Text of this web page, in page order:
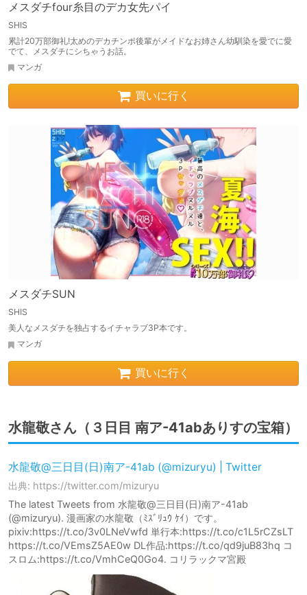
メスダチfour糸目のデカ女先パイ
SHIS
累計20万部御礼!太めのデカチンポ後輩がメイドなお姉さん幼馴染を愛でに愛
でて、メスダチにシちゃうお話。
マンガ
買いに行く
メスダチSUN
SHIS
美人なメスダチを独占するイチャラブ3P本です。
マンガ
買いに行く
水龍敬さん（３日目 南ア-41abありすの宝箱）
水龍敬@三日目(日)南ア-41ab (@mizuryu) | Twitter
出典: https://twitter.com/mizuryu
The latest Tweets from 水龍敬@三日目(日)南ア-41ab
(@mizuryu). 漫画家の水龍敬（ﾐｽﾞﾘｭｳ ｹｲ）です。
pixiv:https://t.co/3v0LNeVwfd 単行本:https://t.co/c1L5rCZsLT
https://t.co/VEmsZ5AE0w DL作品:https://t.co/qd9juB83hq コ
スロム:https://t.co/VmhCeQ0Go4. コリラックマ宮殿